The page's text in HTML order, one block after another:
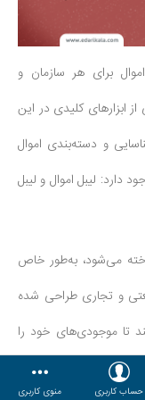
حساب کاربری منوی کاربری
برای هر سازمان و
ابزارهای کلیدی در این
و دسته‌بندی اموال
دارد: لیبل اموال و لیبل
می‌شود، به‌طور خاص
و تجاری طراحی شده
تا موجودی‌های خود را
جلوگیری کنند.از